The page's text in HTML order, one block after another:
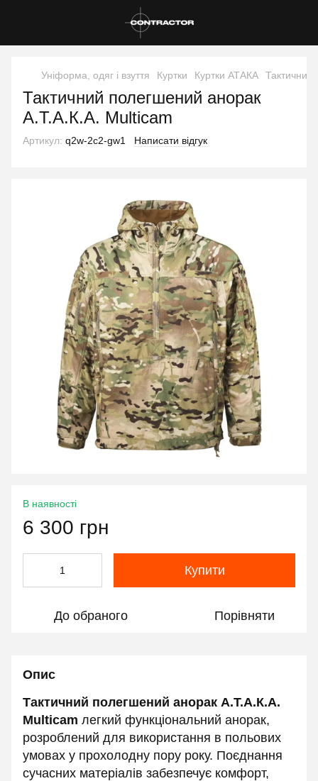
Уніформа, одяг і взуття Куртки Куртки АТАКА
Тактичний полегшений анорак
А.Т.А.К.А. Multicam
Артикул: q2w-2c2-gw1 Написати відгук
В наявності
6 300 грн
Купити
До обраного Порівняти
Опис
Тактичний полегшений анорак А.Т.А.К.А.
Multicam легкий функціональний анорак,
розроблений для використання в польових
умовах у прохолодну пору року. Поєднання
сучасних матеріалів забезпечує комфорт,